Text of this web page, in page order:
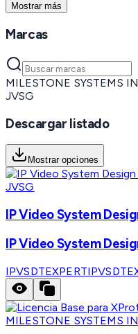
Mostrar más
Marcas
MILESTONE SYSTEMS
JVSG
Descargar listado
Mostrar opciones
JVSG
IP Video System
IP Video System
IPVSDTEXPERT
MILESTONE SYSTEMS